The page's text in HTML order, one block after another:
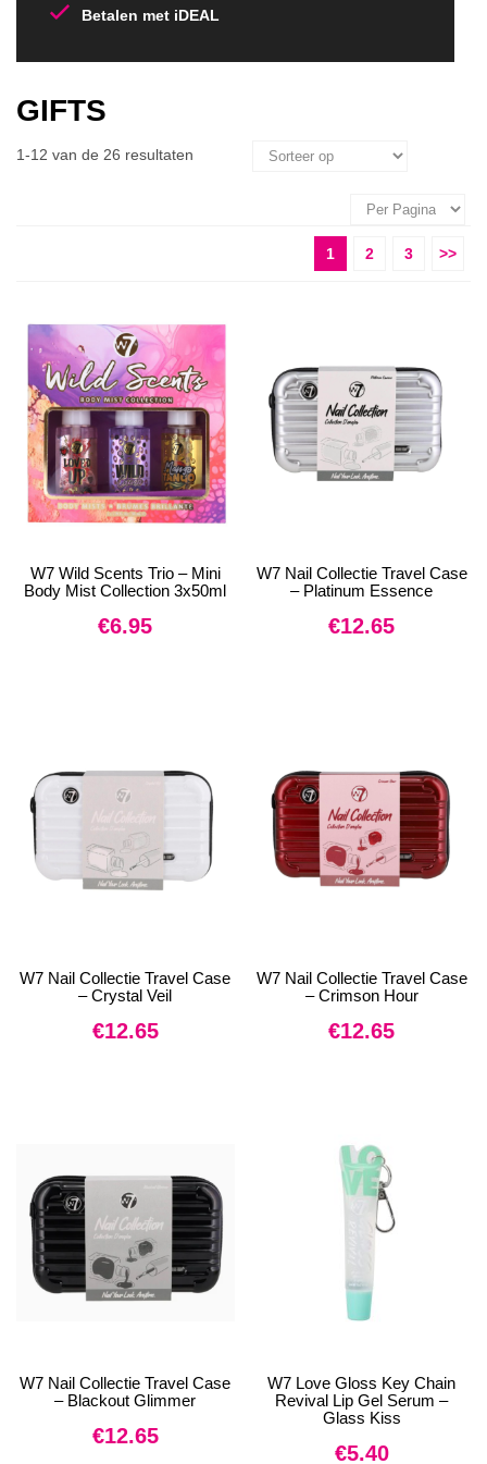
Betalen met iDEAL
GIFTS
1-12 van de 26 resultaten
1 2 3 >>
W7 Wild Scents Trio – Mini
Body Mist Collection 3x50ml
€6.95
W7 Nail Collectie Travel Case
– Platinum Essence
€12.65
W7 Nail Collectie Travel Case
– Crystal Veil
€12.65
W7 Nail Collectie Travel Case
– Crimson Hour
€12.65
W7 Nail Collectie Travel Case
– Blackout Glimmer
€12.65
W7 Love Gloss Key Chain
Revival Lip Gel Serum –
Glass Kiss
€5.40